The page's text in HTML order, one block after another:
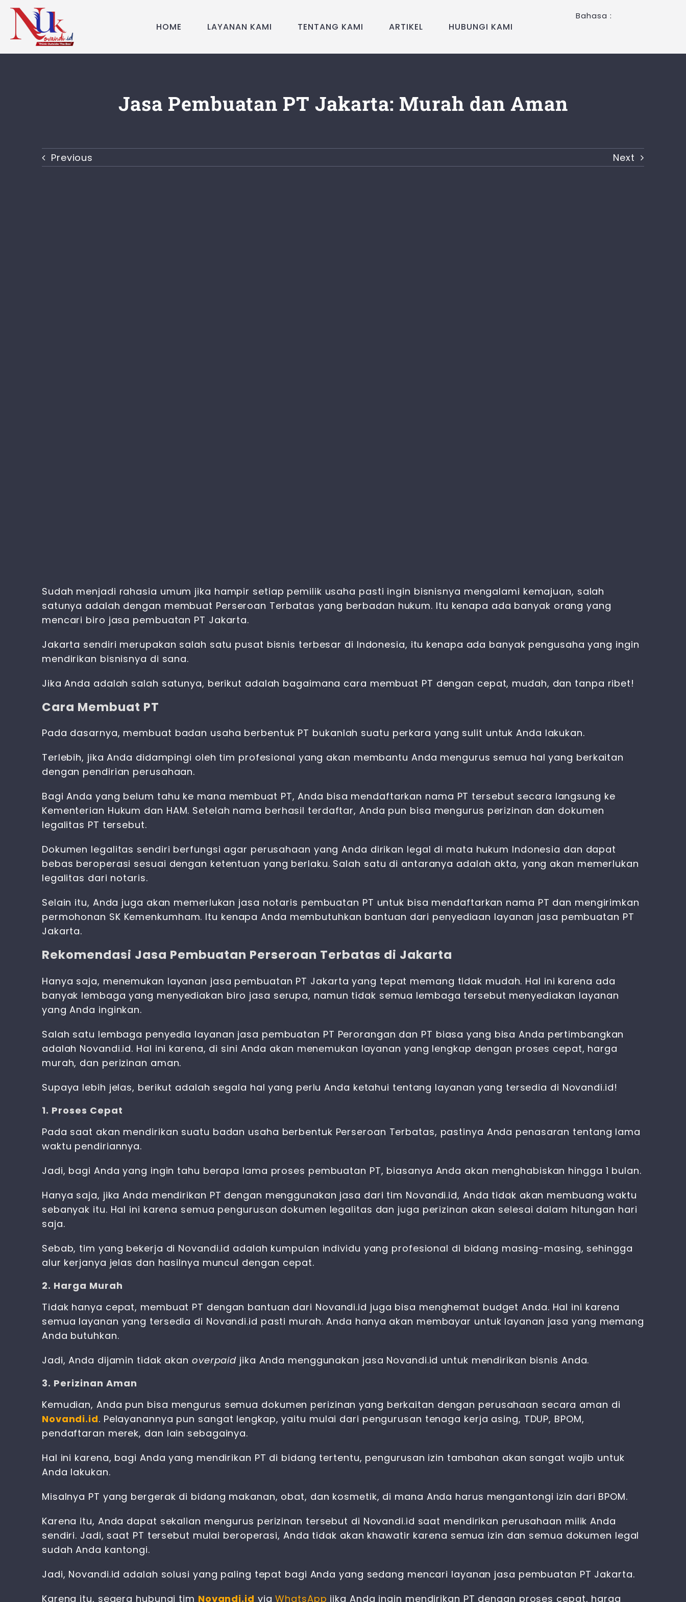
Skip
content
HOME LAYANAN KAMI TENTANG KAMI ARTIKEL HUBUNGI KAMI
Bahasa :
Jasa Pembuatan PT Jakarta: Murah dan Aman
Previous Next
Sudah menjadi rahasia umum jika hampir setiap pemilik usaha pasti ingin bisnisnya mengalami kemajuan, salah
satunya adalah dengan membuat Perseroan Terbatas yang berbadan hukum. Itu kenapa ada banyak orang yang
mencari biro jasa pembuatan PT Jakarta.
Jakarta sendiri merupakan salah satu pusat bisnis terbesar di Indonesia, itu kenapa ada banyak pengusaha yang ingin
mendirikan bisnisnya di sana.
Jika Anda adalah salah satunya, berikut adalah bagaimana cara membuat PT dengan cepat, mudah, dan tanpa ribet!
Cara Membuat PT
Pada dasarnya, membuat badan usaha berbentuk PT bukanlah suatu perkara yang sulit untuk Anda lakukan.
Terlebih, jika Anda didampingi oleh tim profesional yang akan membantu Anda mengurus semua hal yang berkaitan
dengan pendirian perusahaan.
Bagi Anda yang belum tahu ke mana membuat PT, Anda bisa mendaftarkan nama PT tersebut secara langsung ke
Kementerian Hukum dan HAM. Setelah nama berhasil terdaftar, Anda pun bisa mengurus perizinan dan dokumen
legalitas PT tersebut.
Dokumen legalitas sendiri berfungsi agar perusahaan yang Anda dirikan legal di mata hukum Indonesia dan dapat
bebas beroperasi sesuai dengan ketentuan yang berlaku. Salah satu di antaranya adalah akta, yang akan memerlukan
legalitas dari notaris.
Selain itu, Anda juga akan memerlukan jasa notaris pembuatan PT untuk bisa mendaftarkan nama PT dan mengirimkan
permohonan SK Kemenkumham. Itu kenapa Anda membutuhkan bantuan dari penyediaan layanan jasa pembuatan PT
Jakarta.
Rekomendasi Jasa Pembuatan Perseroan Terbatas di Jakarta
Hanya saja, menemukan layanan jasa pembuatan PT Jakarta yang tepat memang tidak mudah. Hal ini karena ada
banyak lembaga yang menyediakan biro jasa serupa, namun tidak semua lembaga tersebut menyediakan layanan
yang Anda inginkan.
Salah satu lembaga penyedia layanan jasa pembuatan PT Perorangan dan PT biasa yang bisa Anda pertimbangkan
adalah Novandi.id. Hal ini karena, di sini Anda akan menemukan layanan yang lengkap dengan proses cepat, harga
murah, dan perizinan aman.
Supaya lebih jelas, berikut adalah segala hal yang perlu Anda ketahui tentang layanan yang tersedia di Novandi.id!
1. Proses Cepat
Pada saat akan mendirikan suatu badan usaha berbentuk Perseroan Terbatas, pastinya Anda penasaran tentang lama
waktu pendiriannya.
Jadi, bagi Anda yang ingin tahu berapa lama proses pembuatan PT, biasanya Anda akan menghabiskan hingga 1 bulan.
Hanya saja, jika Anda mendirikan PT dengan menggunakan jasa dari tim Novandi.id, Anda tidak akan membuang waktu
sebanyak itu. Hal ini karena semua pengurusan dokumen legalitas dan juga perizinan akan selesai dalam hitungan hari
saja.
Sebab, tim yang bekerja di Novandi.id adalah kumpulan individu yang profesional di bidang masing-masing, sehingga
alur kerjanya jelas dan hasilnya muncul dengan cepat.
2. Harga Murah
Tidak hanya cepat, membuat PT dengan bantuan dari Novandi.id juga bisa menghemat budget Anda. Hal ini karena
semua layanan yang tersedia di Novandi.id pasti murah. Anda hanya akan membayar untuk layanan jasa yang memang
Anda butuhkan.
Jadi, Anda dijamin tidak akan overpaid jika Anda menggunakan jasa Novandi.id untuk mendirikan bisnis Anda.
3. Perizinan Aman
Kemudian, Anda pun bisa mengurus semua dokumen perizinan yang berkaitan dengan perusahaan secara aman di
Novandi.id. Pelayanannya pun sangat lengkap, yaitu mulai dari pengurusan tenaga kerja asing, TDUP, BPOM,
pendaftaran merek, dan lain sebagainya.
Hal ini karena, bagi Anda yang mendirikan PT di bidang tertentu, pengurusan izin tambahan akan sangat wajib untuk
Anda lakukan.
Misalnya PT yang bergerak di bidang makanan, obat, dan kosmetik, di mana Anda harus mengantongi izin dari BPOM.
Karena itu, Anda dapat sekalian mengurus perizinan tersebut di Novandi.id saat mendirikan perusahaan milik Anda
sendiri. Jadi, saat PT tersebut mulai beroperasi, Anda tidak akan khawatir karena semua izin dan semua dokumen legal
sudah Anda kantongi.
Jadi, Novandi.id adalah solusi yang paling tepat bagi Anda yang sedang mencari layanan jasa pembuatan PT Jakarta.
Karena itu, segera hubungi tim Novandi.id viaWhatsApp jika Anda ingin mendirikan PT dengan proses cepat, harga